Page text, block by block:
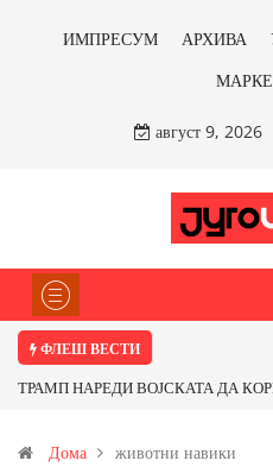
ИМПРЕСУМ АРХИВА
август 9, 2026
ФЛЕШ ВЕСТИ
ТРАМП НАРЕДИ ВОЈСКАТА ДА
Иловица и со антимонот?
Дома животни навики